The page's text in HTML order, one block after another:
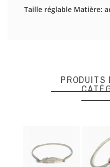
Taille réglable Matière:
Il n'y a pas d'avis en
PRODUITS